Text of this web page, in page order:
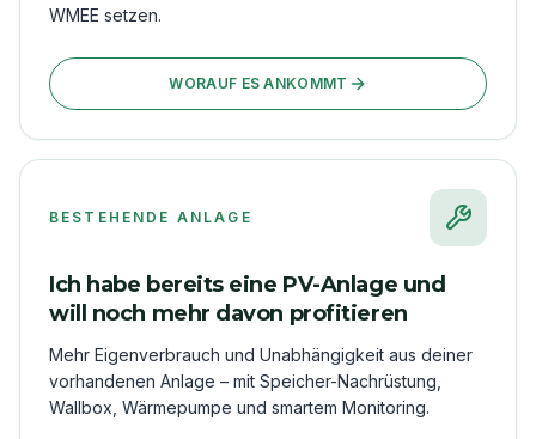
WMEE setzen.
WORAUF ES ANKOMMT
BESTEHENDE ANLAGE
Ich habe bereits eine PV-Anlage und
will noch mehr davon profitieren
Mehr Eigenverbrauch und Unabhängigkeit aus deiner
vorhandenen Anlage – mit Speicher-Nachrüstung,
Wallbox, Wärmepumpe und smartem Monitoring.